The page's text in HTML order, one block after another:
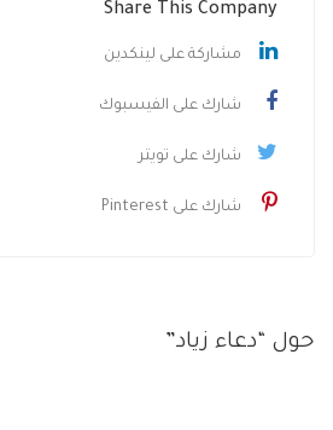
Share This Company
مشاركة على لينكدين
شارك على الفيسبوك
شارك على تويتر
شارك على Pinterest
حول “دعاء زياد”